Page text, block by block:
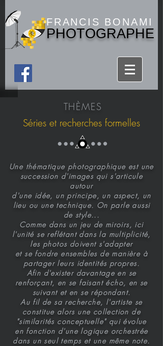
FRANCIS BONAMI
PHOTOGRAPHE
THÈMES
Séries et recherches formelles
Une thématique photographique est une
succession d'images qui s'articule
autour
d'une idée, un principe, un aspect, un
lieu ou une technique. On parle aussi
de style...
Comme dans un jeu de miroirs, ici
l'unité se reflétant dans la multiplicité,
les photos doivent s'adapter
et se fondre ensembles de manière à
partager leurs identités propres.
Afin d'exister davantage en se
renforçant, en se faisant écho, en se
suivant et en se répondant.
Au fil de sa recherche, l'artiste se
constitue alors une collection de
"similarités conceptuelle" qui évolue
en fonction d'une logique orchestrée
dans un seul temps et une même note.